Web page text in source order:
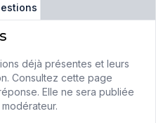
déjà présentes et leurs
Consultez cette page
Elle ne sera publiée